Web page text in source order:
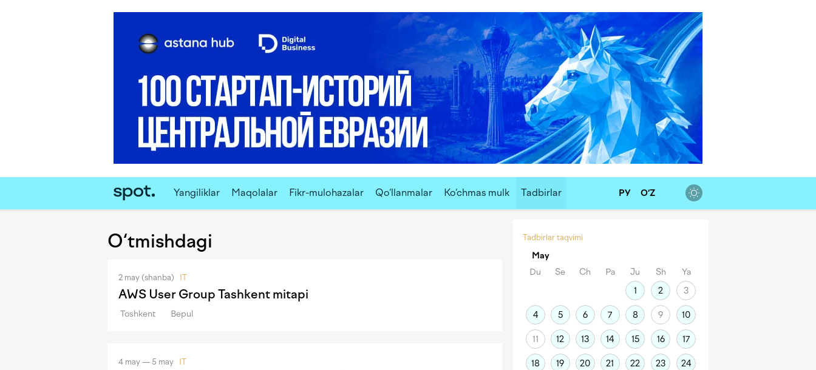
Yangiliklar Maqolalar Fikr-mulohazalar Qo‘llanmalar Ko‘chmas mulk Tadbirlar РУ O‘Z
O‘tmishdagi
2 may (shanba) IT
AWS User Group Tashkent mitapi
Toshkent Bepul
4 may — 5 may IT
Tadbirlar taqvimi
May
Du
Se Ch Pa Ju Sh
Ya
1
2 3
4 5 6 7 8 9 10
11 12 13 14 15 16 17
18 19 20 21 22 23 24